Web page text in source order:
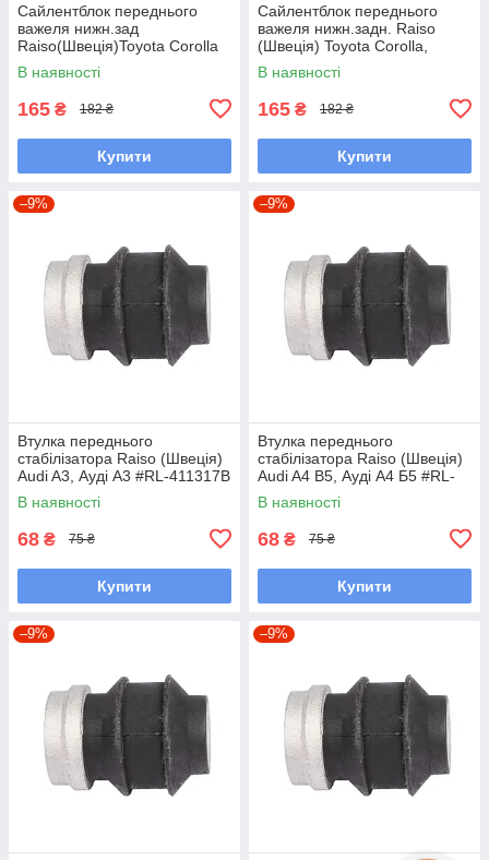
Сайлентблок переднього
важеля нижн.зад
Raiso(Швеція)Toyota Corolla
Station Wagon, Королла#RL-
486120H UAQUNCG7
В наявності
165 ₴ 182 ₴
Купити
Сайлентблок переднього
важеля нижн.задн. Raiso
(Швеція) Toyota Corolla,
Тойота Королла #RL-
486120H UAUBXBS7
В наявності
165 ₴ 182 ₴
Купити
–9%
Втулка переднього
стабілізатора Raiso (Швеція)
Audi A3, Ауді А3 #RL-411317B
UAXUYQY7
В наявності
68 ₴ 75 ₴
Купити
–9%
Втулка переднього
стабілізатора Raiso (Швеція)
Audi A4 B5, Ауді А4 Б5 #RL-
411317B UAHOERV7
В наявності
68 ₴ 75 ₴
Купити
–9% –9%